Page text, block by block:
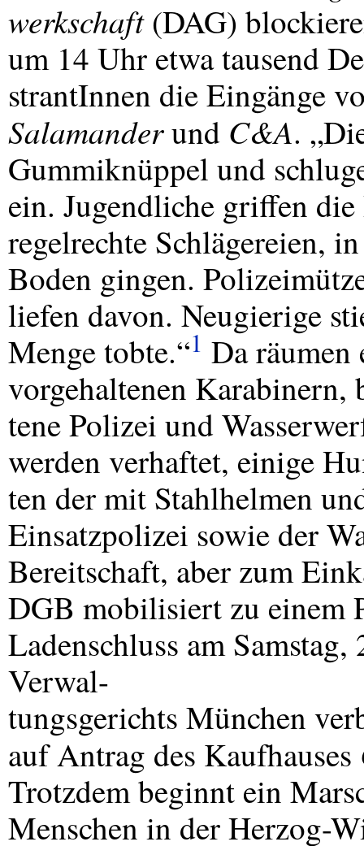
werkschaft(DAG)
um 14 Uhr etwa tausend
strantInnen die Eingänge
Salamanderund C&A.
Gummiknüppel und
ein. Jugendliche griffen
regelrechte Schlägereien,
Boden gingen.
liefen davon. Neugierige
Menge tobte.“1 Da
vorgehaltenen Karabinern,
tene Polizei und
werden verhaftet, einige
ten der mit Stahlhelmen
Einsatzpolizei sowie der
Bereitschaft, aber zum
DGB mobilisiert zu einem
Ladenschluss am
Verwal-
tungsgerichts München
auf Antrag des Kaufhauses
Trotzdem beginnt ein
Menschen in der Herzog-